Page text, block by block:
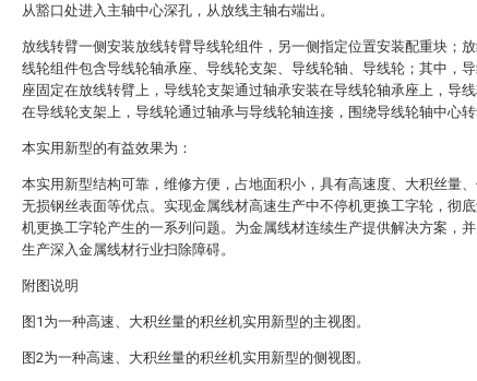
从豁口处进入主轴中心深孔，从放线主轴右端出。
放线转臂一侧安装放线转臂导线轮组件，另一侧指定位置安装配重块；
线轮组件包含导线轮轴承座、导线轮支架、导线轮轴、导线轮；其中，
座固定在放线转臂上，导线轮支架通过轴承安装在导线轮轴承座上，导
在导线轮支架上，导线轮通过轴承与导线轮轴连接，围绕导线轮轴中心转
本实用新型的有益效果为：
本实用新型结构可靠，维修方便，占地面积小，具有高速度、大积丝量、
无损钢丝表面等优点。实现金属线材高速生产中不停机更换工字轮，彻
机更换工字轮产生的一系列问题。为金属线材连续生产提供解决方案，
生产深入金属线材行业扫除障碍。
附图说明
图1为一种高速、大积丝量的积丝机实用新型的主视图。
图2为一种高速、大积丝量的积丝机实用新型的侧视图。